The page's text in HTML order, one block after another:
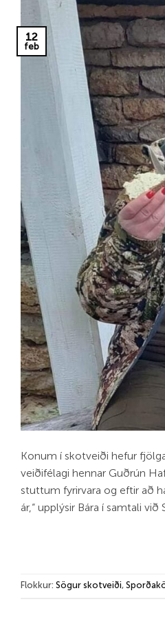
12
feb
Kon­um í skot­veiði hef­ur
veiðifé­lagi henn­ar Guðrún
stutt­um fyr­ir­vara og eft­ir að
ár,“ upp­lýs­ir Bára í sam­tali við
Flokkur: Sögur skotveiði,